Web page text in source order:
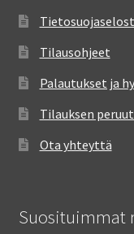
Tilausohjeet
Palautukset ja
Tilauksen
Ota yhteyttä
Suosituimmat